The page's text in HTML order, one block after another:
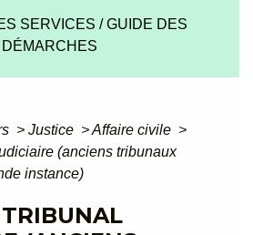
SERVICES /GUIDE DES
DÉMARCHES
> Justice >Affaire civile >
(anciens tribunaux
instance)